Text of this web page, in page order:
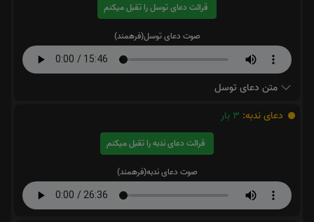
قرائت دعای توسل را تقبل میکنم
صوت دعای توسل(فرهمند)
متن دعای توسل
دعای ندبه: 3 بار
قرائت دعای ندبه را تقبل میکنم
صوت دعای ندبه(فرهمند)